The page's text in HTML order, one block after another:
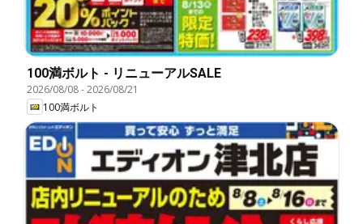
100満ボルト - リニューアルSALE
2026/08/08-2026/08/21
100満ボルト